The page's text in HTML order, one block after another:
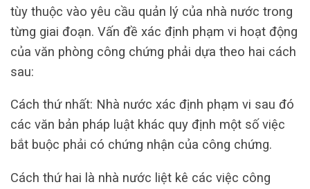
tùy thuộc vào yêu cầu quản lý của nhà nước trong
từng giai đoạn. Vấn đề xác định phạm vi hoạt động
của văn phòng công chứng phải dựa theo hai cách
sau:
Cách thứ nhất: Nhà nước xác định phạm vi sau đó
các văn bản pháp luật khác quy định một số việc
bắt buộc phải có chứng nhận của công chứng.
Cách thứ hai là nhà nước liệt kê các việc công